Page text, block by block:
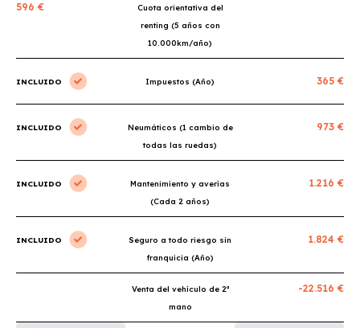
596 €
Cuota orientativa del
renting (5 años con
10.000km/año)
INCLUIDO Impuestos (Año) 365 €
INCLUIDO
Neumáticos (1 cambio de
todas las ruedas)
973 €
INCLUIDO
Mantenimiento y averías
(Cada 2 años)
1.216 €
INCLUIDO
Seguro a todo riesgo sin
franquicia (Año)
1.824 €
Venta del vehículo de 2ª
mano
-22.516 €